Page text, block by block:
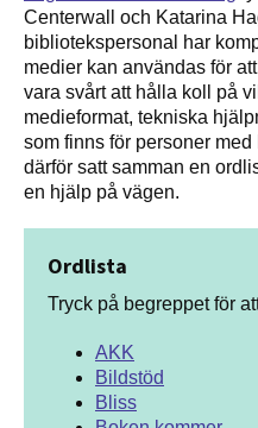
Centerwall och Katarina
bibliotekspersonal har
medier kan användas för
vara svårt att hålla koll på
medieformat, tekniska
som finns för personer
därför satt samman en
en hjälp på vägen.
Ordlista
Tryck på begreppet för
AKK
Bildstöd
Bliss